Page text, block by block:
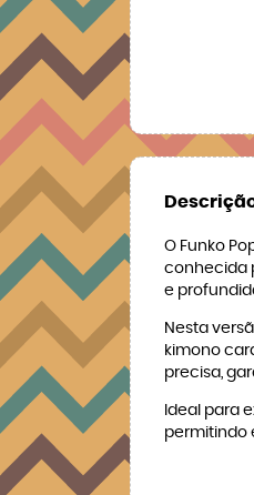
O Funko
conhecida
e
Nesta
kimono
precisa,
Ideal para
permitindo